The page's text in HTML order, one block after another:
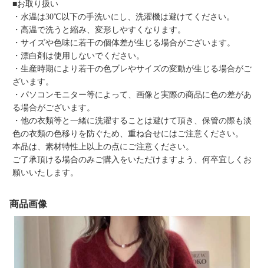
■お取り扱い
・水温は30℃以下の手洗いにし、洗濯機は避けてください。
・高温で洗うと縮み、変形しやすくなります。
・サイズや色味に若干の個体差が生じる場合がございます。
・漂白剤は使用しないでください。
・生産時期により若干の色ブレやサイズの変動が生じる場合がご
ざいます。
・パソコンモニター等によって、画像と実際の商品に色の差があ
る場合がございます。
・他の衣類等と一緒に洗濯することは避けて頂き、保管の際も淡
色の衣類の色移りを防ぐため、重ね合せにはご注意ください。
本品は、素材特性上以上の点にご注意ください。
ご了承頂ける場合のみご購入をいただけますよう、何卒宜しくお
願いいたします。
商品画像